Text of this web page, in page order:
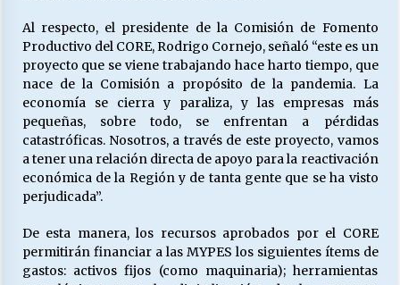
S.O.S. a los ricos, Save Our Souls (Salvar
Nuestras Almas)
30/04/2026
¿Asesores con doble sueldo?
18/04/2026
Al respecto, el presidente de la Comisión de Fomento
Productivo del CORE, Rodrigo Cornejo, señaló “este es un
proyecto que se viene trabajando hace harto tiempo, que
nace de la Comisión a propósito de la pandemia. La
economía se cierra y paraliza, y las empresas más
pequeñas, sobre todo, se enfrentan a pérdidas
catastróficas. Nosotros, a través de este proyecto, vamos
a tener una relación directa de apoyo para la reactivación
económica de la Región y de tanta gente que se ha visto
perjudicada”.
De esta manera, los recursos aprobados por el CORE
permitirán financiar a las MYPES los siguientes ítems de
gastos: activos fijos (como maquinaria); herramientas